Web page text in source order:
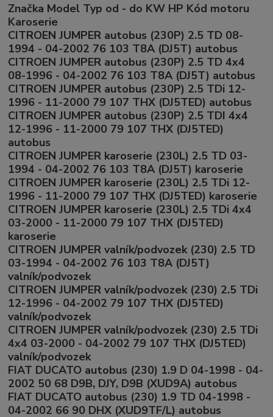
Značka Model Typ od - do KW HP Kód motoru
Karoserie
CITROEN JUMPER autobus (230P) 2.5 TD 08-
1994 - 04-2002 76 103 T8A (DJ5T) autobus
CITROEN JUMPER autobus (230P) 2.5 TD 4x4
08-1996 - 04-2002 76 103 T8A (DJ5T) autobus
CITROEN JUMPER autobus (230P) 2.5 TDi 12-
1996 - 11-2000 79 107 THX (DJ5TED) autobus
CITROEN JUMPER autobus (230P) 2.5 TDI 4x4
12-1996 - 11-2000 79 107 THX (DJ5TED)
autobus
CITROEN JUMPER karoserie (230L) 2.5 TD 03-
1994 - 04-2002 76 103 T8A (DJ5T) karoserie
CITROEN JUMPER karoserie (230L) 2.5 TDi 12-
1996 - 11-2000 79 107 THX (DJ5TED) karoserie
CITROEN JUMPER karoserie (230L) 2.5 TDi 4x4
03-2000 - 11-2000 79 107 THX (DJ5TED)
karoserie
CITROEN JUMPER valník/podvozek (230) 2.5 TD
03-1994 - 04-2002 76 103 T8A (DJ5T)
valník/podvozek
CITROEN JUMPER valník/podvozek (230) 2.5 TDi
12-1996 - 04-2002 79 107 THX (DJ5TED)
valník/podvozek
CITROEN JUMPER valník/podvozek (230) 2.5 TDi
4x4 03-2000 - 04-2002 79 107 THX (DJ5TED)
valník/podvozek
FIAT DUCATO autobus (230) 1.9 D 04-1998 - 04-
2002 50 68 D9B, DJY, D9B (XUD9A) autobus
FIAT DUCATO autobus (230) 1.9 TD 04-1998 -
04-2002 66 90 DHX (XUD9TF/L) autobus